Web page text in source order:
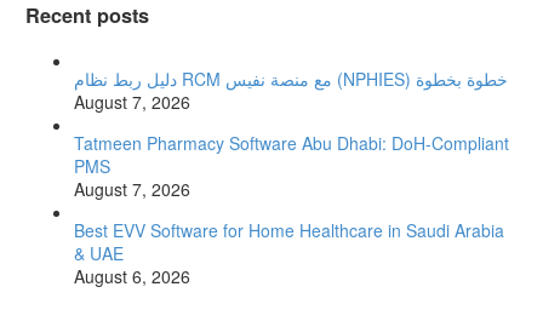
Recent posts
دليل ربط نظام RCM مع منصة نفيس (NPHIES) خطوة بخطوة
August 7, 2026
Tatmeen Pharmacy Software Abu Dhabi: DoH-Compliant
PMS
August 7, 2026
Best EVV Software for Home Healthcare in Saudi Arabia
& UAE
August 6, 2026